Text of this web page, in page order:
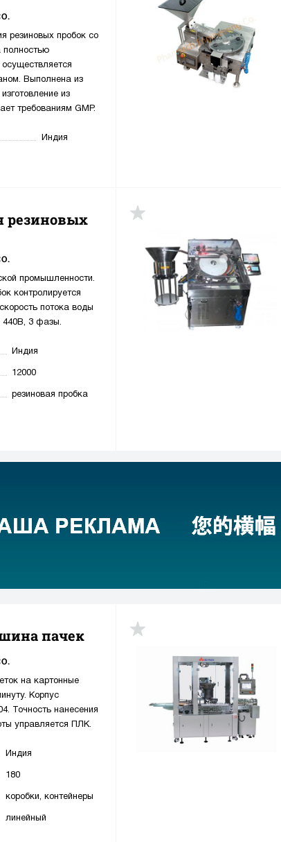
резиновых пробок со
полностью
Выполнена из
из
требованиям GMP.
Индия
резиновых
промышленности.
контролируется
потока воды
440В, 3 фазы.
Индия
12000
резиновая пробка
пачек
на картонные
Корпус
Точность нанесения
управляется ПЛК.
Индия
180
коробки, контейнеры
линейный